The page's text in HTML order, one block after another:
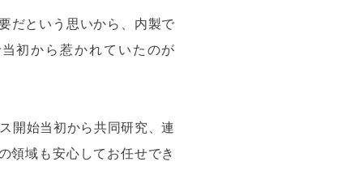
だという思いから、内製で
初から惹かれていたのが
開始当初から共同研究、連
領域も安心してお任せでき